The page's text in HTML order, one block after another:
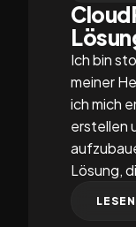
Ich bin
meiner
ich mich
erstellen
Lösung,
LESEN